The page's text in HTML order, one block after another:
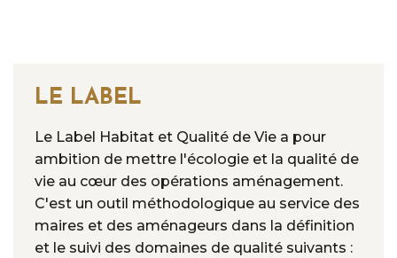
LE LABEL
Le Label Habitat et Qualité de Vie a pour
ambition de mettre l'écologie et la qualité de
vie au cœur des opérations aménagement.
C'est un outil méthodologique au service des
maires et des aménageurs dans la définition
et le suivi des domaines de qualité suivants :